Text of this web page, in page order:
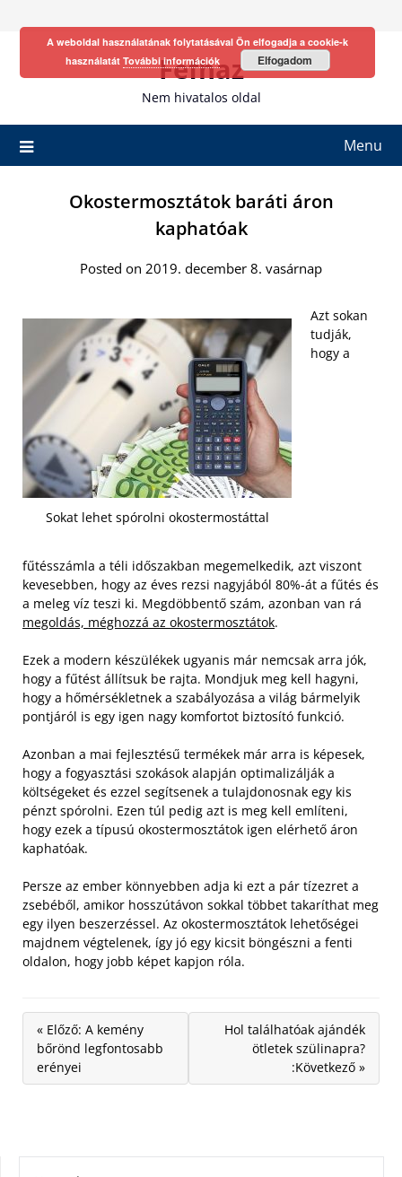
Fefhaz
Nem hivatalos oldal
Menu
Okostermosztátok baráti áron
kaphatóak
Posted on 2019. december 8. vasárnap
Sokat lehet spórolni okostermostáttal
Azt sokan
tudják,
hogy a
fűtésszámla a téli időszakban megemelkedik, azt viszont
kevesebben, hogy az éves rezsi nagyjából 80%-át a fűtés és
a meleg víz teszi ki. Megdöbbentő szám, azonban van rá
megoldás, méghozzá az okostermosztátok.
Ezek a modern készülékek ugyanis már nemcsak arra jók,
hogy a fűtést állítsuk be rajta. Mondjuk meg kell hagyni,
hogy a hőmérsékletnek a szabályozása a világ bármelyik
pontjáról is egy igen nagy komfortot biztosító funkció.
Azonban a mai fejlesztésű termékek már arra is képesek,
hogy a fogyasztási szokások alapján optimalizálják a
költségeket és ezzel segítsenek a tulajdonosnak egy kis
pénzt spórolni. Ezen túl pedig azt is meg kell említeni,
hogy ezek a típusú okostermosztátok igen elérhető áron
kaphatóak.
Persze az ember könnyebben adja ki ezt a pár tízezret a
zsebéből, amikor hosszútávon sokkal többet takaríthat meg
egy ilyen beszerzéssel. Az okostermosztátok lehetőségei
majdnem végtelenek, így jó egy kicsit böngészni a fenti
oldalon, hogy jobb képet kapjon róla.
« Előző: A kemény
bőrönd legfontosabb
erényei
Hol találhatóak ajándék
ötletek szülinapra?
:Következő »
A weboldal használatának folytatásával Ön elfogadja a cookie-k
használatát További információk Elfogadom